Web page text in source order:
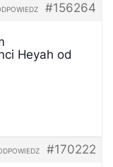
#156264
Heyah od
#170222